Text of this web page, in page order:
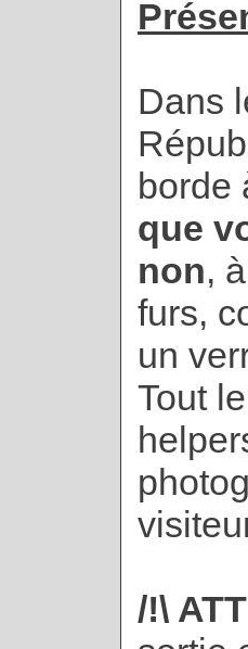
Dans
borde
que
non,
furs,
un
Tout
/!\